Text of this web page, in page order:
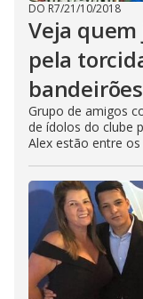
DO R7/21/10/2018
Veja
pela
bandeirões
Grupo de amigos
de ídolos do clube
Alex estão entre